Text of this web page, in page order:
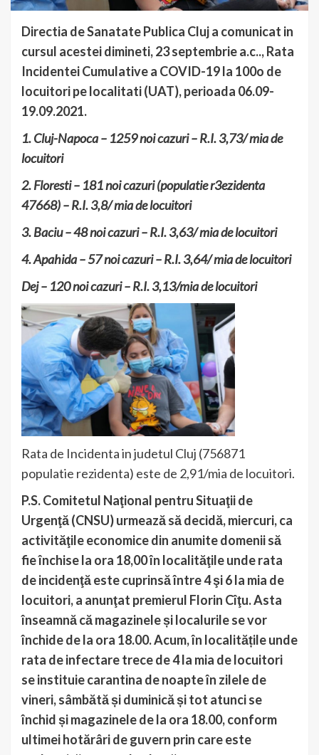
Directia de Sanatate Publica Cluj a comunicat in
cursul acestei dimineti, 23 septembrie a.c.., Rata
Incidentei Cumulative a COVID-19 la 100o de
locuitori pe localitati (UAT), perioada 06.09-
19.09.2021.
1. Cluj-Napoca – 1259 noi cazuri – R.I. 3,73/ mia de
locuitori
2. Floresti – 181 noi cazuri (populatie r3ezidenta
47668) – R.I. 3,8/ mia de locuitori
3. Baciu – 48 noi cazuri – R.I. 3,63/ mia de locuitori
4. Apahida – 57 noi cazuri – R.I. 3,64/ mia de locuitori
Dej – 120 noi cazuri – R.I. 3,13/mia de locuitori
Rata de Incidenta in judetul Cluj (756871
populatie rezidenta) este de 2,91/mia de locuitori.
P.S. Comitetul Naţional pentru Situaţii de
Urgenţă (CNSU) urmează să decidă, miercuri, ca
activităţile economice din anumite domenii să
fie închise la ora 18,00 în localităţile unde rata
de incidenţă este cuprinsă între 4 şi 6 la mia de
locuitori, a anunţat premierul Florin Cîţu. Asta
înseamnă că magazinele și localurile se vor
închide de la ora 18.00. Acum, în localitățile unde
rata de infectare trece de 4 la mia de locuitori
se instituie carantina de noapte în zilele de
vineri, sâmbătă și duminică și tot atunci se
închid și magazinele de la ora 18.00, conform
ultimei hotărâri de guvern prin care este